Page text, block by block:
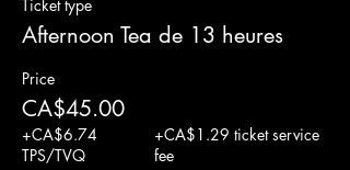
Ticket type
Afternoon Tea de 13 heures
Price
CA$45.00
+CA$6.74
TPS/TVQ
+CA$1.29 ticket service
fee